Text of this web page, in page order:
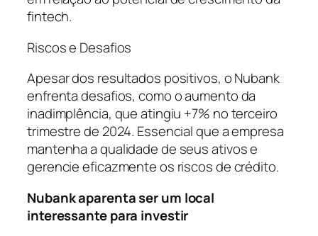
fintech.
Riscos e Desafios
Apesar dos resultados positivos, o Nubank
enfrenta desafios, como o aumento da
inadimplência, que atingiu +7% no terceiro
trimestre de 2024. Essencial que a empresa
mantenha a qualidade de seus ativos e
gerencie eficazmente os riscos de crédito.
Nubank aparenta ser um local
interessante para investir